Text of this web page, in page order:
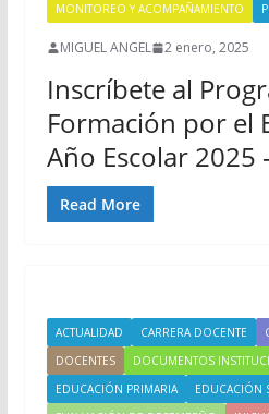
MONITOREO Y ACOMPAÑAMIENTO
MIGUEL ANGEL 2 enero, 2025
Inscríbete al
Formación por el
Año Escolar 2025
Read More
ACTUALIDAD CARRERA DOCENTE
DOCENTES
DOCUMENTOS
EDUCACIÓN PRIMARIA
EDUCACIÓN